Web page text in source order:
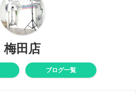
梅田店
ブログ一覧